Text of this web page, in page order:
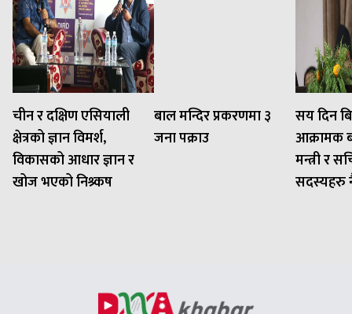
चीन र दक्षिण एसियाली
क्षेत्रको ज्ञान विमर्श,
विकासको आधार ज्ञान र
खोज भएको निश्र्कष
बाल मन्दिर प्रकरणमा ३
जना पक्राउ
सय दिन
आक्रामक
मन्त्री र
सदस्यहरु